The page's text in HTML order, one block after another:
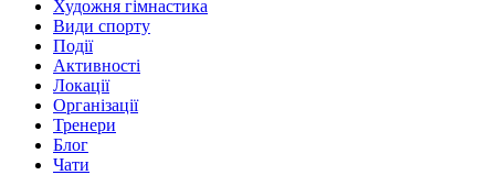
Художня гімнастика
Види спорту
Події
Активності
Локації
Організації
Тренери
Блог
Чати